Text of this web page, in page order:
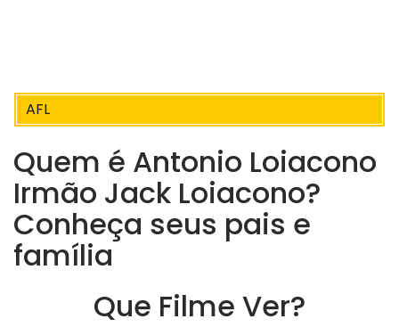
AFL
Quem é Antonio Loiacono
Irmão Jack Loiacono?
Conheça seus pais e
família
Que Filme Ver?